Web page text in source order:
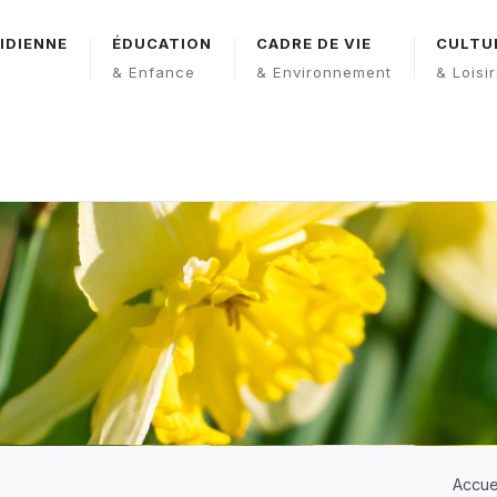
ÉDUCATION
& Enfance
CADRE DE VIE
& Environnement
&